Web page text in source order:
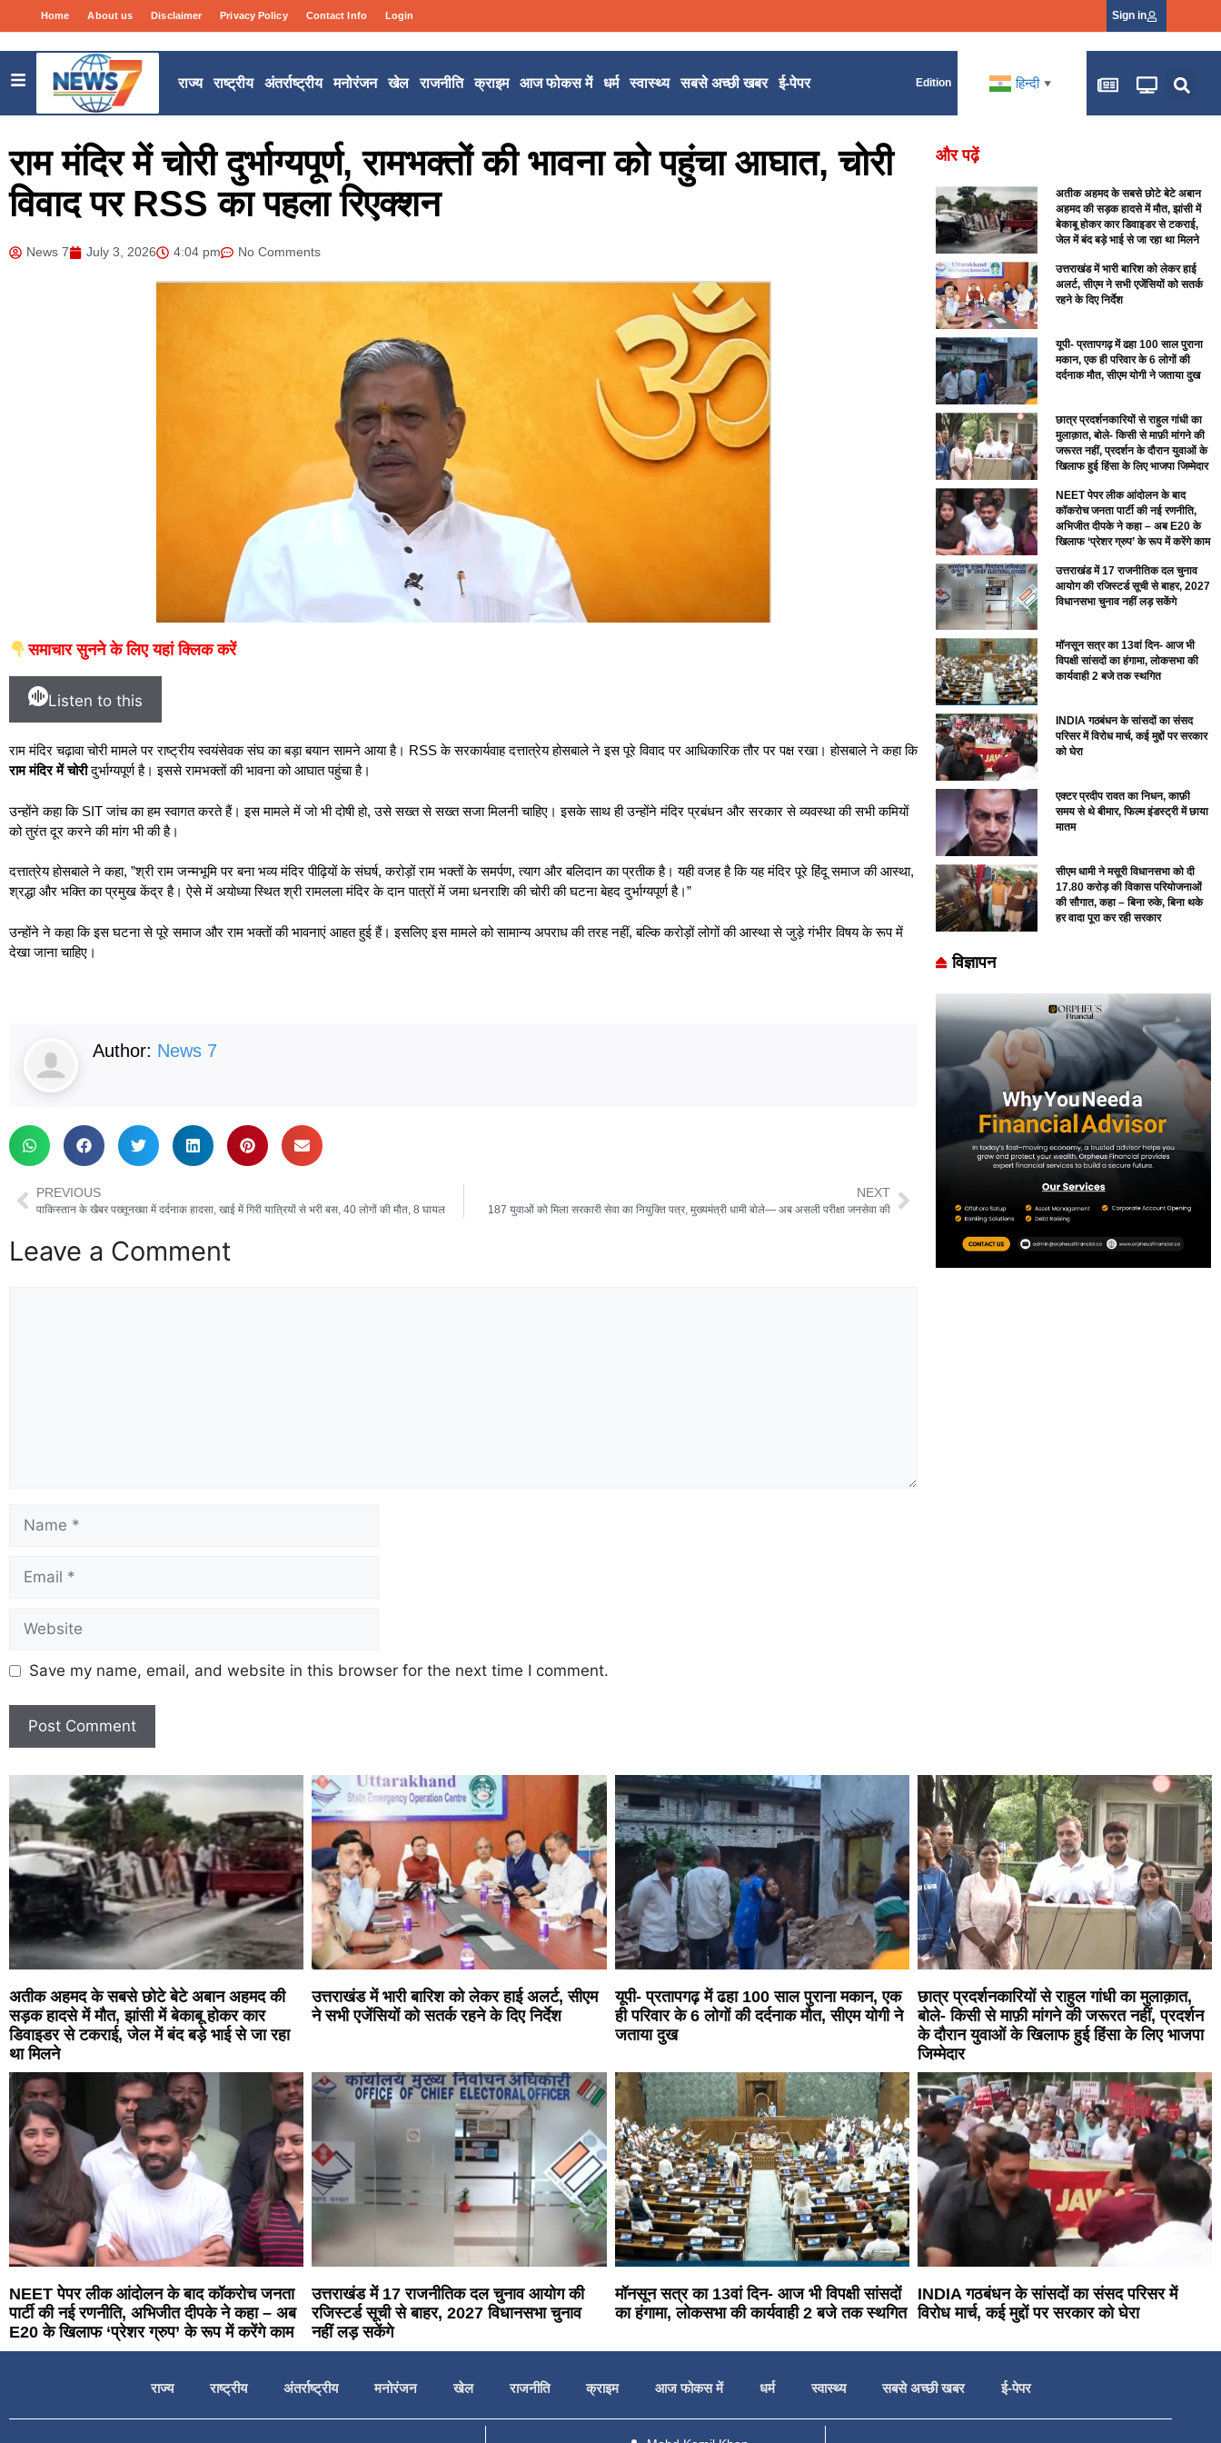
Home About us Disclaimer Privacy Policy Contact Info Login Sign in
राज्य राष्ट्रीय अंतर्राष्ट्रीय मनोरंजन खेल राजनीति क्राइम आज फोकस में धर्म स्वास्थ्य सबसे अच्छी खबर ई-पेपर Edition हिन्दी ▼
राम मंदिर में चोरी दुर्भाग्यपूर्ण, रामभक्तों की भावना को पहुंचा आघात, चोरी
विवाद पर RSS का पहला रिएक्शन
News 7 July 3, 2026 4:04 pm No Comments
समाचार सुनने के लिए यहां क्लिक करें
Listen to this
राम मंदिर चढ़ावा चोरी मामले पर राष्ट्रीय स्वयंसेवक संघ का बड़ा बयान सामने आया है। RSS के सरकार्यवाह दत्तात्रेय होसबाले ने इस पूरे विवाद पर आधिकारिक तौर पर पक्ष रखा। होसबाले ने कहा कि
राम मंदिर में चोरीदुर्भाग्यपूर्ण है। इससे रामभक्तों की भावना को आघात पहुंचा है।
उन्होंने कहा कि SIT जांच का हम स्वागत करते हैं। इस मामले में जो भी दोषी हो, उसे सख्त से सख्त सजा मिलनी चाहिए। इसके साथ ही उन्होंने मंदिर प्रबंधन और सरकार से व्यवस्था की सभी कमियों
को तुरंत दूर करने की मांग भी की है।
दत्तात्रेय होसबाले ने कहा, ”श्री राम जन्मभूमि पर बना भव्य मंदिर पीढ़ियों के संघर्ष, करोड़ों राम भक्तों के समर्पण, त्याग और बलिदान का प्रतीक है। यही वजह है कि यह मंदिर पूरे हिंदू समाज की आस्था,
श्रद्धा और भक्ति का प्रमुख केंद्र है। ऐसे में अयोध्या स्थित श्री रामलला मंदिर के दान पात्रों में जमा धनराशि की चोरी की घटना बेहद दुर्भाग्यपूर्ण है।”
उन्होंने ने कहा कि इस घटना से पूरे समाज और राम भक्तों की भावनाएं आहत हुई हैं। इसलिए इस मामले को सामान्य अपराध की तरह नहीं, बल्कि करोड़ों लोगों की आस्था से जुड़े गंभीर विषय के रूप में
देखा जाना चाहिए।
Author: News 7
PREVIOUS
पाकिस्तान के खैबर पख्तूनख्वा में दर्दनाक हादसा, खाई में गिरी यात्रियों से भरी बस, 40 लोगों की मौत, 8 घायल
NEXT
187 युवाओं को मिला सरकारी सेवा का नियुक्ति पत्र, मुख्यमंत्री धामी बोले— अब असली परीक्षा जनसेवा की
Leave a Comment
Save my name, email, and website in this browser for the next time I comment.
और पढ़ें
अतीक अहमद के सबसे छोटे बेटे अबान
अहमद की सड़क हादसे में मौत, झांसी में
बेकाबू होकर कार डिवाइडर से टकराई,
जेल में बंद बड़े भाई से जा रहा था मिलने
उत्तराखंड में भारी बारिश को लेकर हाई
अलर्ट, सीएम ने सभी एजेंसियों को सतर्क
रहने के दिए निर्देश
यूपी- प्रतापगढ़ में ढहा 100 साल पुराना
मकान, एक ही परिवार के 6 लोगों की
दर्दनाक मौत, सीएम योगी ने जताया दुख
छात्र प्रदर्शनकारियों से राहुल गांधी का
मुलाक़ात, बोले- किसी से माफ़ी मांगने की
जरूरत नहीं, प्रदर्शन के दौरान युवाओं के
खिलाफ हुई हिंसा के लिए भाजपा जिम्मेदार
NEET पेपर लीक आंदोलन के बाद
कॉकरोच जनता पार्टी की नई रणनीति,
अभिजीत दीपके ने कहा – अब E20 के
खिलाफ ‘प्रेशर ग्रुप’ के रूप में करेंगे काम
उत्तराखंड में 17 राजनीतिक दल चुनाव
आयोग की रजिस्टर्ड सूची से बाहर, 2027
विधानसभा चुनाव नहीं लड़ सकेंगे
मॉनसून सत्र का 13वां दिन- आज भी
विपक्षी सांसदों का हंगामा, लोकसभा की
कार्यवाही 2 बजे तक स्थगित
INDIA गठबंधन के सांसदों का संसद
परिसर में विरोध मार्च, कई मुद्दों पर सरकार
को घेरा
एक्टर प्रदीप रावत का निधन, काफ़ी
समय से थे बीमार, फिल्म इंडस्ट्री में छाया
मातम
सीएम धामी ने मसूरी विधानसभा को दी
17.80 करोड़ की विकास परियोजनाओं
की सौगात, कहा – बिना रुके, बिना थके
हर वादा पूरा कर रही सरकार
विज्ञापन
अतीक अहमद के सबसे छोटे बेटे अबान अहमद की
सड़क हादसे में मौत, झांसी में बेकाबू होकर कार
डिवाइडर से टकराई, जेल में बंद बड़े भाई से जा रहा
था मिलने
उत्तराखंड में भारी बारिश को लेकर हाई अलर्ट, सीएम
ने सभी एजेंसियों को सतर्क रहने के दिए निर्देश
यूपी- प्रतापगढ़ में ढहा 100 साल पुराना मकान, एक
ही परिवार के 6 लोगों की दर्दनाक मौत, सीएम योगी ने
जताया दुख
छात्र प्रदर्शनकारियों से राहुल गांधी का मुलाक़ात,
बोले- किसी से माफ़ी मांगने की जरूरत नहीं, प्रदर्शन
के दौरान युवाओं के खिलाफ हुई हिंसा के लिए भाजपा
जिम्मेदार
NEET पेपर लीक आंदोलन के बाद कॉकरोच जनता
पार्टी की नई रणनीति, अभिजीत दीपके ने कहा – अब
E20 के खिलाफ ‘प्रेशर ग्रुप’ के रूप में करेंगे काम
उत्तराखंड में 17 राजनीतिक दल चुनाव आयोग की
रजिस्टर्ड सूची से बाहर, 2027 विधानसभा चुनाव
नहीं लड़ सकेंगे
मॉनसून सत्र का 13वां दिन- आज भी विपक्षी सांसदों
का हंगामा, लोकसभा की कार्यवाही 2 बजे तक स्थगित
INDIA गठबंधन के सांसदों का संसद परिसर में
विरोध मार्च, कई मुद्दों पर सरकार को घेरा
राज्य राष्ट्रीय अंतर्राष्ट्रीय मनोरंजन खेल राजनीति क्राइम आज फोकस में धर्म स्वास्थ्य सबसे अच्छी खबर ई-पेपर